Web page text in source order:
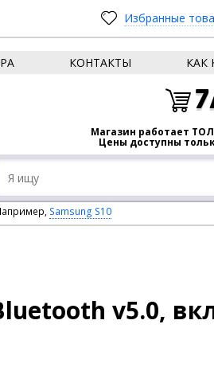
Избранные
КОНТАКТЫ КАК
Магазин работает
Цены доступны
Samsung S10
v5.0,